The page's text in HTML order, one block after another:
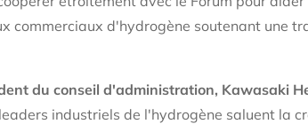
commerciaux d'hydrogène soutenant une
du conseil d'administration, Kawasaki
industriels de l'hydrogène saluent la